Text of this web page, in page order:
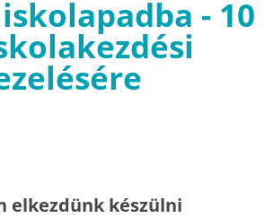
- 10
elkezdünk készülni